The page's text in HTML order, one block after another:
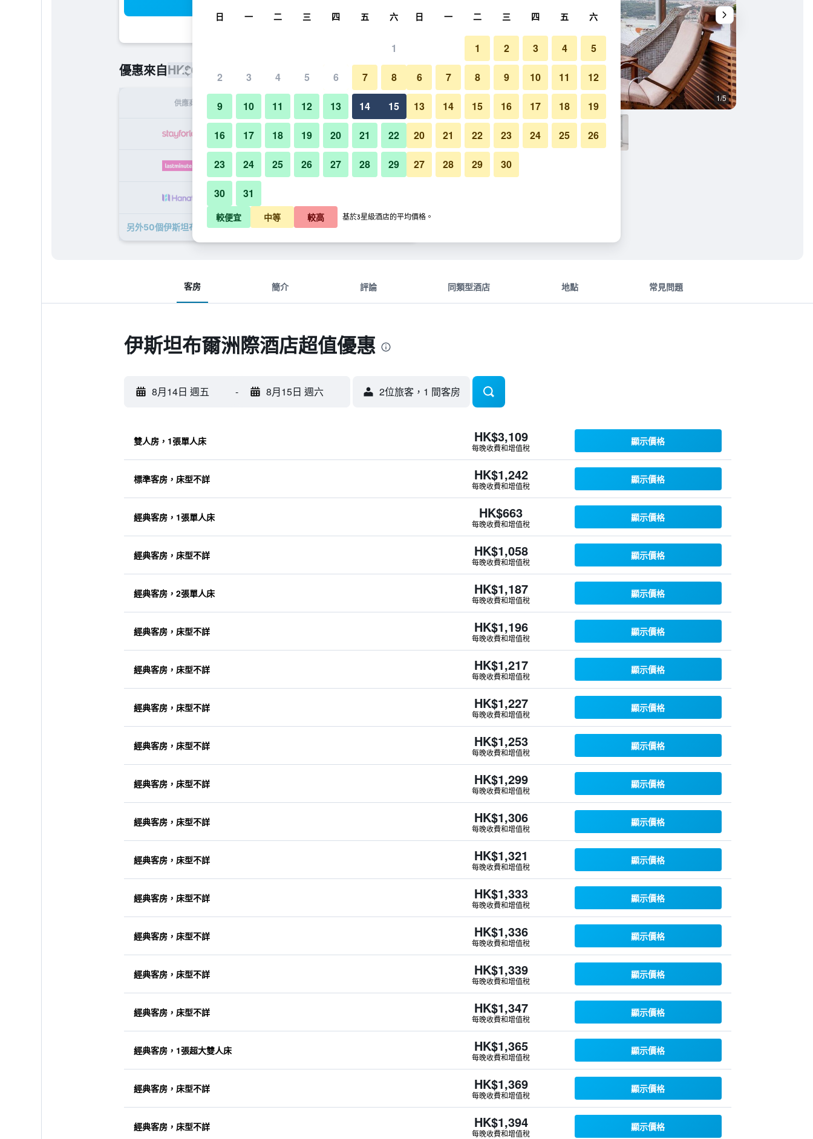
優惠來自HK$663
供應商 每晚總額
HK$663 查看優惠
HK$1,058 查看優惠
另外50個伊斯坦布爾洲際酒店​的優惠
陽台 1/5
伊斯坦布爾洲際酒店的照片
客房 簡介 評論 同類型酒店 地點 常見問題
伊斯坦布爾洲際酒店超值優惠
8月14日 週五 - 8月15日 週六 2位旅客，1 間客房
雙人房，1張單人床 HK$3,109
每晚收費和增值稅
顯示價格
標準客房，床型不詳 HK$1,242
每晚收費和增值稅
顯示價格
經典客房，1張單人床 HK$663
每晚收費和增值稅
顯示價格
經典客房，床型不詳 HK$1,058
每晚收費和增值稅
顯示價格
經典客房，2張單人床 HK$1,187
每晚收費和增值稅
顯示價格
經典客房，床型不詳 HK$1,196
每晚收費和增值稅
顯示價格
經典客房，床型不詳 HK$1,217
每晚收費和增值稅
顯示價格
經典客房，床型不詳 HK$1,227
每晚收費和增值稅
顯示價格
經典客房，床型不詳 HK$1,253
每晚收費和增值稅
顯示價格
經典客房，床型不詳 HK$1,299
每晚收費和增值稅
顯示價格
經典客房，床型不詳 HK$1,306
每晚收費和增值稅
顯示價格
經典客房，床型不詳 HK$1,321
每晚收費和增值稅
顯示價格
經典客房，床型不詳 HK$1,333
每晚收費和增值稅
顯示價格
經典客房，床型不詳 HK$1,336
每晚收費和增值稅
顯示價格
經典客房，床型不詳 HK$1,339
每晚收費和增值稅
顯示價格
經典客房，床型不詳 HK$1,347
每晚收費和增值稅
顯示價格
經典客房，1張超大雙人床 HK$1,365
每晚收費和增值稅
顯示價格
經典客房，床型不詳 HK$1,369
每晚收費和增值稅
顯示價格
經典客房，床型不詳 HK$1,394
每晚收費和增值稅
顯示價格
日 一 二 三 四 五 六
1
2 3 4 5 6 7 8
9 10 11 12 13 14 15
16 17 18 19 20 21 22
23 24 25 26 27 28 29
30 31
日 一 二 三 四 五 六
1 2 3 4 5
6 7 8 9 10 11 12
13 14 15 16 17 18 19
20 21 22 23 24 25 26
27 28 29 30
較便宜 中等 較高 基於3星級酒店的平均價格。